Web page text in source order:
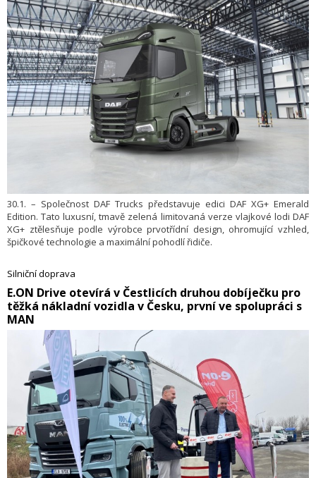
30.1. – Společnost DAF Trucks představuje edici DAF XG+ Emerald
Edition. Tato luxusní, tmavě zelená limitovaná verze vlajkové lodi DAF
XG+ ztělesňuje podle výrobce prvotřídní design, ohromující vzhled,
špičkové technologie a maximální pohodlí řidiče.
Silniční doprava
​E.ON Drive otevírá v Čestlicích druhou dobíječku pro
těžká nákladní vozidla v Česku, první ve spolupráci s
MAN